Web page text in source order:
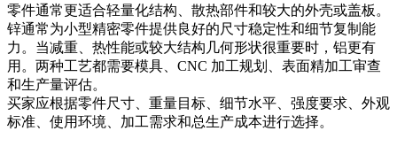
零件通常更适合轻量化结构、散热部件和较大的外壳或盖板。
锌通常为小型精密零件提供良好的尺寸稳定性和细节复制能
力。当减重、热性能或较大结构几何形状很重要时，铝更有
用。两种工艺都需要模具、CNC 加工规划、表面精加工审查
和生产量评估。
买家应根据零件尺寸、重量目标、细节水平、强度要求、外观
标准、使用环境、加工需求和总生产成本进行选择。